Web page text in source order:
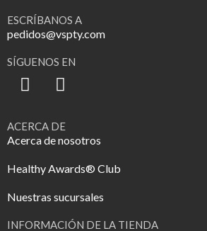
ESCRÍBANOS A
pedidos@vspty.com
SÍGUENOS EN
ACERCA DE
Acerca de nosotros
Healthy Awards® Club
Nuestras sucursales
INFORMACIÓN DE LA TIENDA